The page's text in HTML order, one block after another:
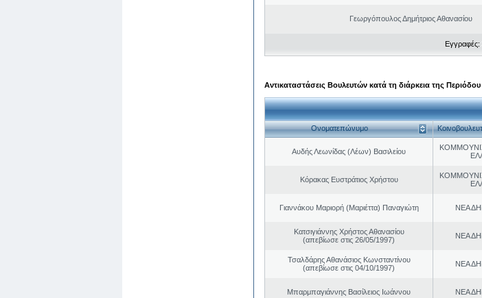
Γεωργόπουλος Δημήτριος Αθανασίου
Εγγραφές:
Αντικαταστάσεις Βουλευτών κατά τη διάρκεια της Περιόδου
Ονοματεπώνυμο
Αυδής Λεωνίδας (Λέων) Βασιλείου
Κόρακας Ευστράτιος Χρήστου
Γιαννάκου Μαριορή (Μαριέττα) Παναγιώτη ΝΕΑ
Κατσιγιάννης Χρήστος Αθανασίου
(απεβίωσε στις 26/05/1997)
ΝΕΑ
Τσαλδάρης Αθανάσιος Κωνσταντίνου
(απεβίωσε στις 04/10/1997)
ΝΕΑ
Μπαρμπαγιάννης Βασίλειος Ιωάννου ΝΕΑ